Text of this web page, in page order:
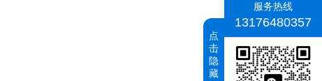
服务热线
13176480357
点
击
隐
藏